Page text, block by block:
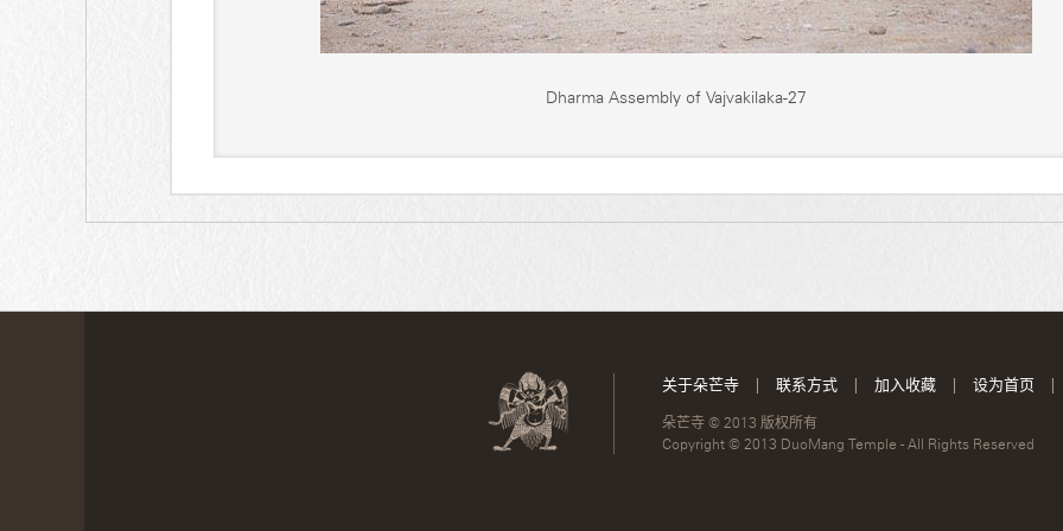
Dharma Assembly of Vajvakilaka-27
关于朵芒寺 | 联系方式 | 加入收藏 | 设为首页 |
朵芒寺 © 2013 版权所有
Copyright © 2013 DuoMang Temple - All Rights Reserved